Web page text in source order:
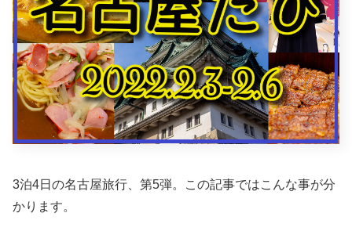
3泊4日の名古屋旅行、第5弾。この記事ではこんな事が分
かります。